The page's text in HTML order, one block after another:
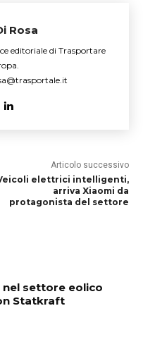
Rosa
editoriale di Trasportare
Articolo successivo
elettrici intelligenti,
arriva Xiaomi da
protagonista del settore
nel settore eolico
Statkraft